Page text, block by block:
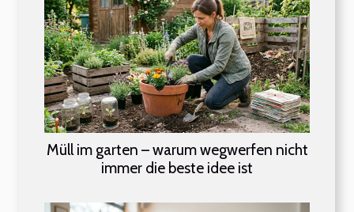
Müll im garten – warum wegwerfen nicht
immer die beste idee ist